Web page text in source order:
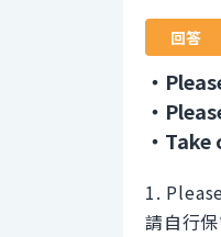
回答
・
・
・
1.
請自行